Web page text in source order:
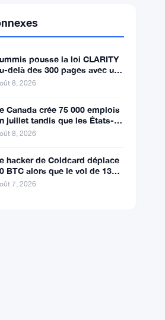
$74.5855 ▲ +2.30%
$1.0332
pousse la loi CLARITY